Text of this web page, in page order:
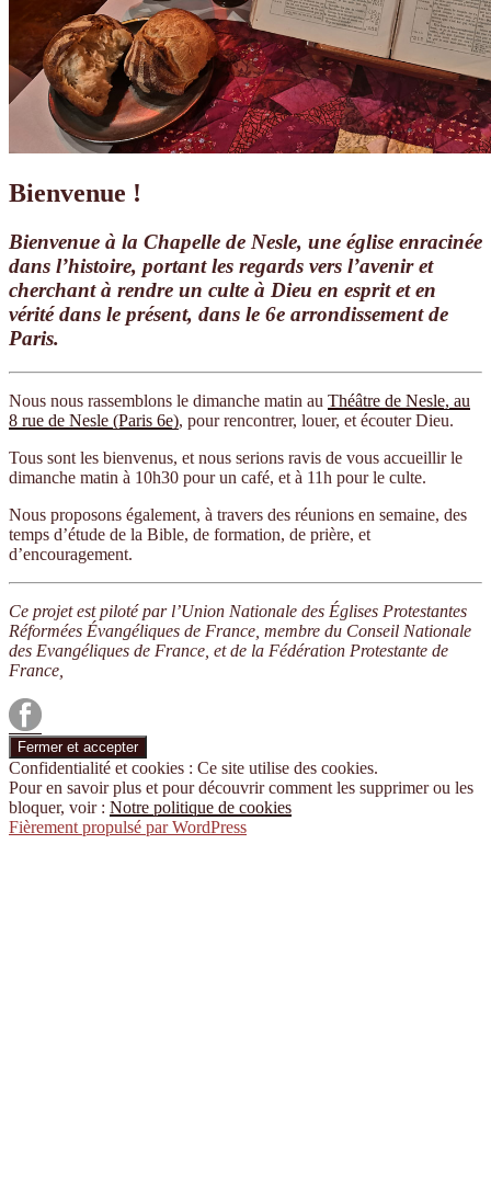
Bienvenue !
Bienvenue à la Chapelle de Nesle, une église enracinée
dans l’histoire, portant les regards vers l’avenir et
cherchant à rendre un culte à Dieu en esprit et en
vérité dans le présent, dans le 6e arrondissement de
Paris.
Nous nous rassemblons le dimanche matin au Théâtre de Nesle, au
8 rue de Nesle (Paris 6e), pour rencontrer, louer, et écouter Dieu.
Tous sont les bienvenus, et nous serions ravis de vous accueillir le
dimanche matin à 10h30 pour un café, et à 11h pour le culte.
Nous proposons également, à travers des réunions en semaine, des
temps d’étude de la Bible, de formation, de prière, et
d’encouragement.
Ce projet est piloté par l’Union Nationale des Églises Protestantes
Réformées Évangéliques de France, membre du Conseil Nationale
des Evangéliques de France, et de la Fédération Protestante de
France,
Confidentialité et cookies : Ce site utilise des cookies.
Pour en savoir plus et pour découvrir comment les supprimer ou les
bloquer, voir : Notre politique de cookies
Fièrement propulsé par WordPress